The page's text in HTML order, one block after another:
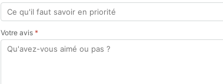
Votre avis *